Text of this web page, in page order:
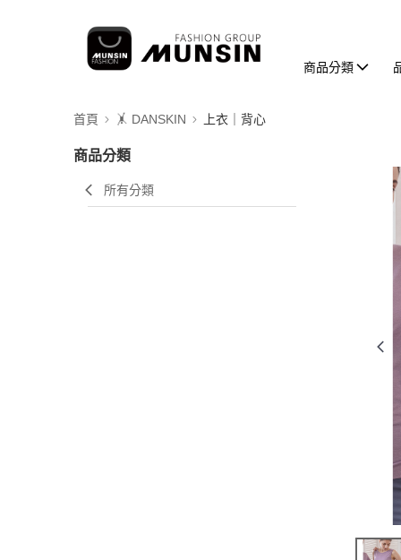
商品分類
首頁 🤸 DANSKIN 上衣｜背心
商品分類
所有分類